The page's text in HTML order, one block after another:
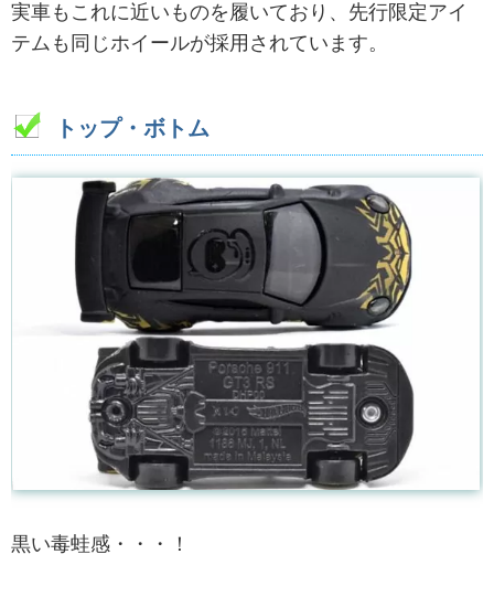
実車もこれに近いものを履いており、先行限定アイ
テムも同じホイールが採用されています。
トップ・ボトム
黒い毒蛙感・・・！